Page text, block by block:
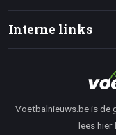
Interne links
Voetbalnieuws.be is de
lees hier